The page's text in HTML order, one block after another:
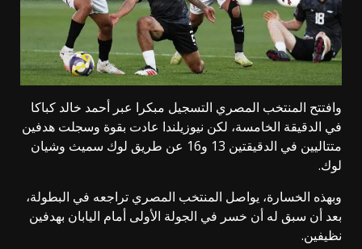
وافتتح المنتخب المصري التسجيل مبكرا عبر أحمد خالد كباكا
في الدقيقة الخامسة، لكن نيوزيلندا عادت بقوة وسجلت هدفين
متتاليين في الدقيقتين 13 و16 عن طريق لوك سميث وشيان
لوك.
وبهذه الخسارة، يواصل المنتخب المصري تراجعه في البطولة،
بعد أن سبق له أن خسر في الجولة الأولى أمام اليابان بهدفين
نظيفين.